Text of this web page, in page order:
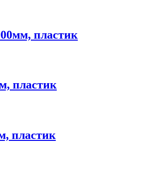
пластик
пластик
пластик